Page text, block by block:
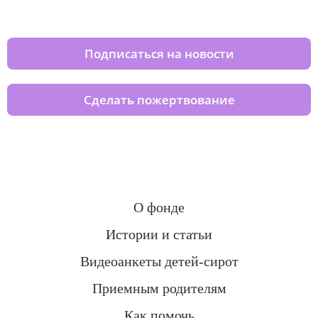
Подписаться на новости
Сделать пожертвование
О фонде
Истории и статьи
Видеоанкеты детей-сирот
Приемным родителям